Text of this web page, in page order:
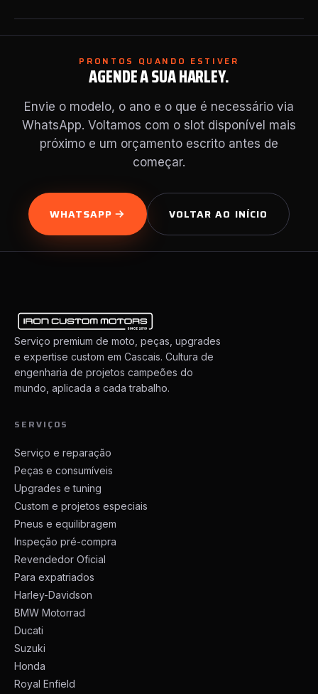
PRONTOS QUANDO ESTIVER
AGENDE A SUA HARLEY.
Envie o modelo, o ano e o que é necessário via
WhatsApp. Voltamos com o slot disponível mais
próximo e um orçamento escrito antes de
começar.
WHATSAPP VOLTAR AO INÍCIO
Serviço premium de moto, peças, upgrades
e expertise custom em Cascais. Cultura de
engenharia de projetos campeões do
mundo, aplicada a cada trabalho.
SERVIÇOS
Serviço e reparação
Peças e consumíveis
Upgrades e tuning
Custom e projetos especiais
Pneus e equilibragem
Inspeção pré-compra
Revendedor Oficial
Para expatriados
Harley-Davidson
BMW Motorrad
Ducati
Suzuki
Honda
Royal Enfield